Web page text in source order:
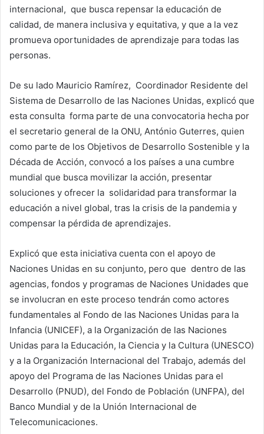
internacional, que busca repensar la educación de
calidad, de manera inclusiva y equitativa, y que a la vez
promueva oportunidades de aprendizaje para todas las
personas.
De su lado Mauricio Ramírez, Coordinador Residente del
Sistema de Desarrollo de las Naciones Unidas, explicó que
esta consulta forma parte de una convocatoria hecha por
el secretario general de la ONU, António Guterres, quien
como parte de los Objetivos de Desarrollo Sostenible y la
Década de Acción, convocó a los países a una cumbre
mundial que busca movilizar la acción, presentar
soluciones y ofrecer la solidaridad para transformar la
educación a nivel global, tras la crisis de la pandemia y
compensar la pérdida de aprendizajes.
Explicó que esta iniciativa cuenta con el apoyo de
Naciones Unidas en su conjunto, pero que dentro de las
agencias, fondos y programas de Naciones Unidades que
se involucran en este proceso tendrán como actores
fundamentales al Fondo de las Naciones Unidas para la
Infancia (UNICEF), a la Organización de las Naciones
Unidas para la Educación, la Ciencia y la Cultura (UNESCO)
y a la Organización Internacional del Trabajo, además del
apoyo del Programa de las Naciones Unidas para el
Desarrollo (PNUD), del Fondo de Población (UNFPA), del
Banco Mundial y de la Unión Internacional de
Telecomunicaciones.